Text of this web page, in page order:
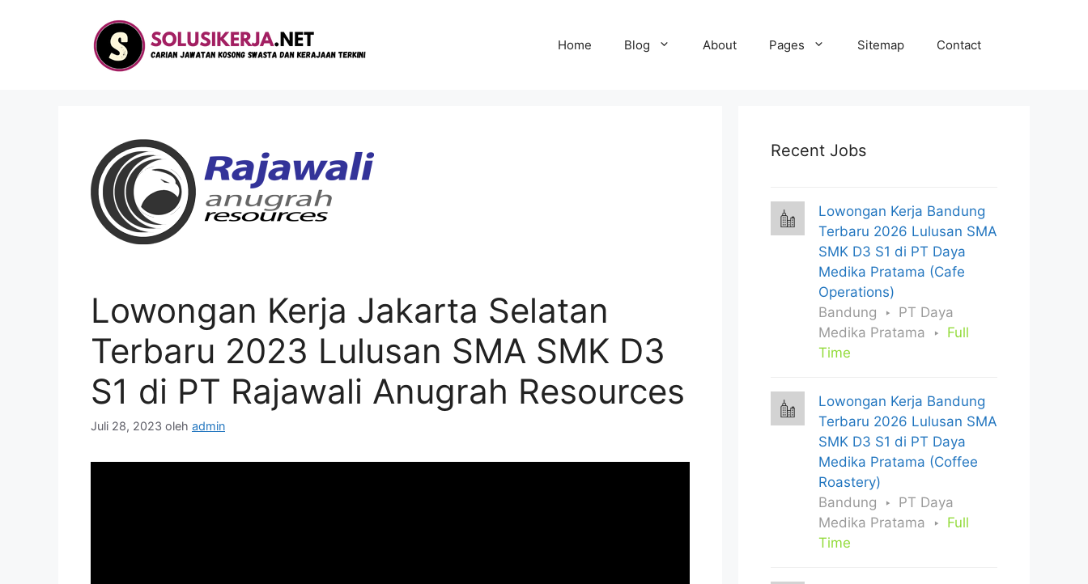
Home Blog About Pages Sitemap Contact
Lowongan Kerja Jakarta Selatan
Terbaru 2023 Lulusan SMA SMK D3
S1 di PT Rajawali Anugrah Resources
Juli 28, 2023 oleh admin
Recent Jobs
Lowongan Kerja Bandung
Terbaru 2026 Lulusan SMA
SMK D3 S1 di PT Daya
Medika Pratama (Cafe
Operations)
Bandung
PT Daya
Medika Pratama
Full
Time
Lowongan Kerja Bandung
Terbaru 2026 Lulusan SMA
SMK D3 S1 di PT Daya
Medika Pratama (Coffee
Roastery)
Bandung
PT Daya
Medika Pratama
Full
Time